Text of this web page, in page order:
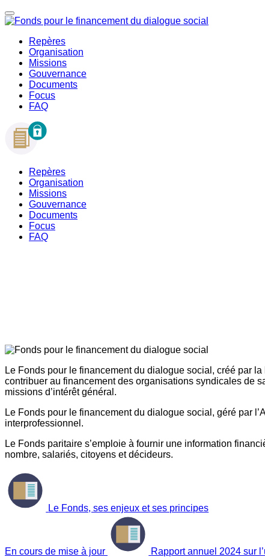
Repères
Organisation
Missions
Gouvernance
Documents
Focus
FAQ
Repères
Organisation
Missions
Gouvernance
Documents
Focus
FAQ
Le Fonds pour le financement du dialogue social, créé par
contribuer au financement des organisations syndicales de
missions d’intérêt général.
Le Fonds pour le financement du dialogue social, géré par
interprofessionnel.
Le Fonds paritaire s’emploie à fournir une information
nombre, salariés, citoyens et décideurs.
Le Fonds, ses enjeux et ses principes
En cours de mise à jour Rapport annuel 2024 sur